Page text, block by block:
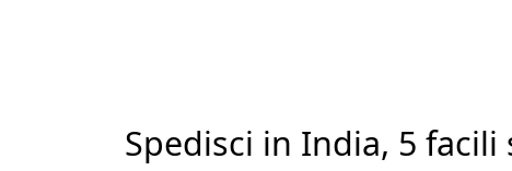
Spedisci in India, 5 facili